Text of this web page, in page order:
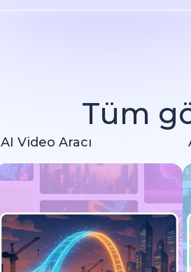
Tüm
AI Video Aracı